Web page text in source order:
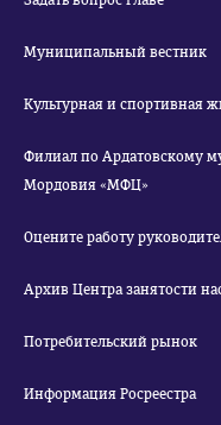
Муниципальный вестник
Культурная и спортивная
Филиал по Ардатовскому
Мордовия «МФЦ»
Оцените работу
Архив Центра занятости
Потребительский рынок
Информация Росреестра